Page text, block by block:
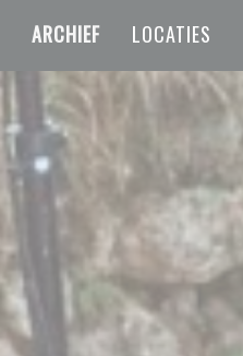
ARCHIEF LOCATIES